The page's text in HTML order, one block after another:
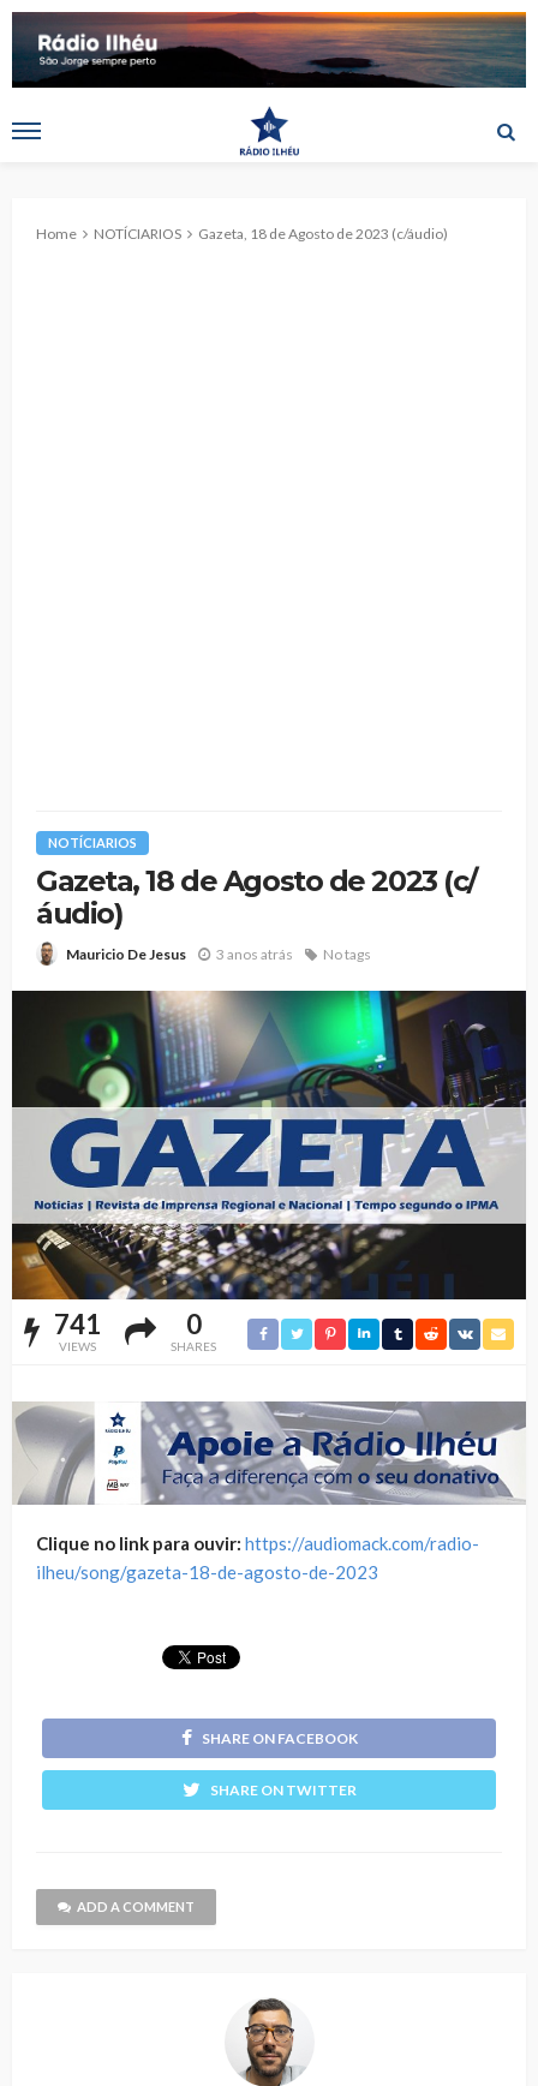
Home NOTÍCIARIOS Gazeta, 18 de Agosto de 2023 (c/áudio)
NOTÍCIARIOS
Gazeta, 18 de Agosto de 2023 (c/
áudio)
Mauricio De Jesus 3 anos atrás No tags
741
VIEWS
0
SHARES
Clique no link para ouvir: https://audiomack.com/radio-
ilheu/song/gazeta-18-de-agosto-de-2023
SHARE ON FACEBOOK
SHARE ON TWITTER
ADD A COMMENT